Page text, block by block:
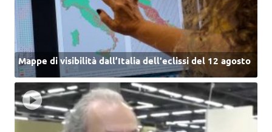
Mappe di visibilità dall’Italia dell'eclissi del 12 agosto